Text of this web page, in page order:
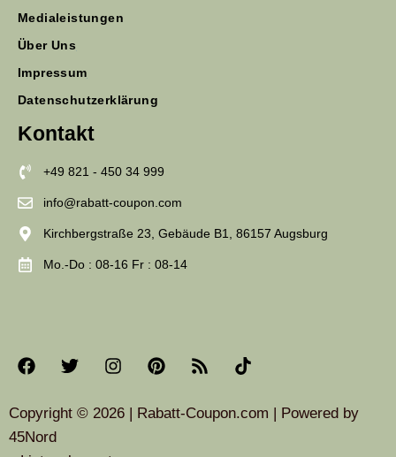
Medialeistungen
Über Uns
Impressum
Datenschutzerklärung
Kontakt
+49 821 - 450 34 999
info@rabatt-coupon.com
Kirchbergstraße 23, Gebäude B1, 86157 Augsburg
Mo.-Do : 08-16 Fr : 08-14
Copyright © 2026 | Rabatt-Coupon.com | Powered by
45Nord